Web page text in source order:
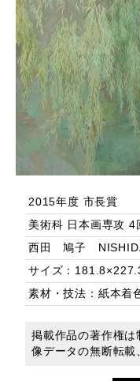
2015年度 市長賞
美術科 日本画専攻 4
西田 鳩子
サイズ：
素材・技法：紙本着
掲載作品の著作権は
像データの無断転載